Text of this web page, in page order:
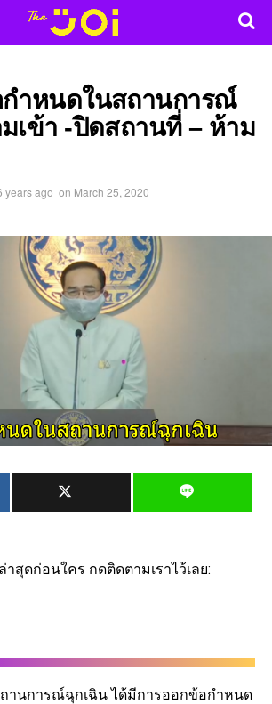
กำหนดในสถานการณ์
เข้า -ปิดสถานที่ – ห้าม
years ago on March 25, 2020
สุดก่อนใคร กดติดตามเราไว้เลย:
านการณ์ฉุกเฉิน ได้มีการออกข้อกำหนด